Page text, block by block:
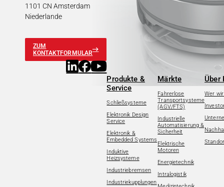
1101 CN Amsterdam
Niederlande
ZUM
KONTAKTFORMULAR
Produkte &
Service
Schließsysteme
Elektronik Design
Service
Elektronik &
Embedded Systems
Induktive
Heizsysteme
Industriebremsen
Industriekupplungen
Märkte
Fahrerlose
Transportsysteme
(AGV/FTS)
Industrielle
Automatisierung &
Sicherheit
Elektrische
Motoren
Energietechnik
Intralogistik
Über
Wer